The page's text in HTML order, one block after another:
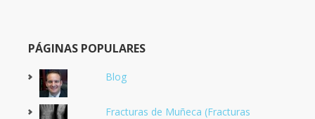
PÁGINAS POPULARES
Blog
Fracturas de Muñeca (Fracturas